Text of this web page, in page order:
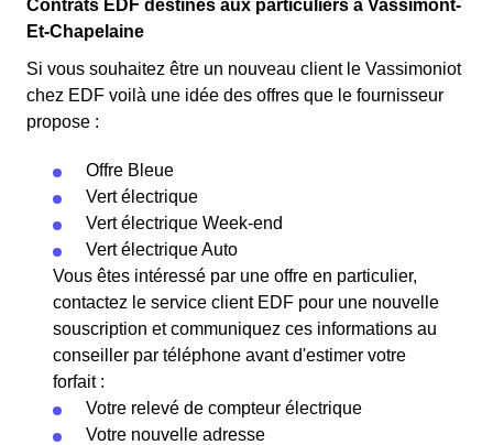
Contrats EDF destinés aux particuliers à Vassimont-
Et-Chapelaine
Si vous souhaitez être un nouveau client le Vassimoniot
chez EDF voilà une idée des offres que le fournisseur
propose :
Offre Bleue
Vert électrique
Vert électrique Week-end
Vert électrique Auto
Vous êtes intéressé par une offre en particulier,
contactez le service client EDF pour une nouvelle
souscription et communiquez ces informations au
conseiller par téléphone avant d'estimer votre
forfait :
Votre relevé de compteur électrique
Votre nouvelle adresse